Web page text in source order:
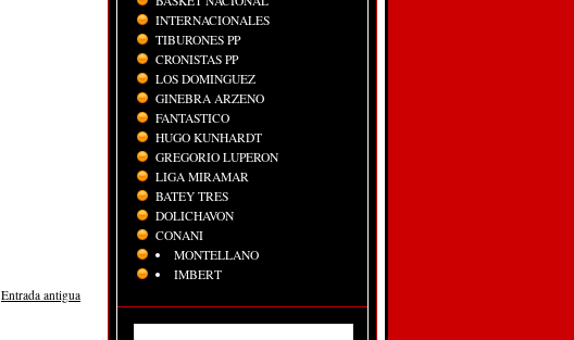
Entrada antigua
INTERNACIONALES
TIBURONES PP
CRONISTAS PP
LOS DOMINGUEZ
GINEBRA ARZENO
FANTASTICO
HUGO KUNHARDT
GREGORIO LUPERON
LIGA MIRAMAR
BATEY TRES
DOLICHAVON
CONANI
MONTELLANO
IMBERT